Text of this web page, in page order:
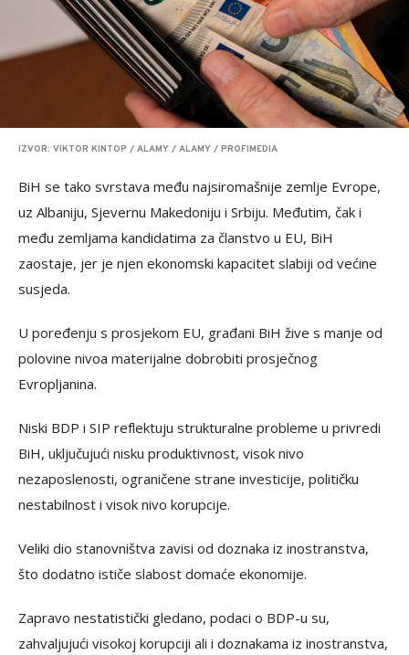
IZVOR: VIKTOR KINTOP / ALAMY / ALAMY / PROFIMEDIA
BiH se tako svrstava među najsiromašnije zemlje Evrope,
uz Albaniju, Sjevernu Makedoniju i Srbiju. Međutim, čak i
među zemljama kandidatima za članstvo u EU, BiH
zaostaje, jer je njen ekonomski kapacitet slabiji od većine
susjeda.
U poređenju s prosjekom EU, građani BiH žive s manje od
polovine nivoa materijalne dobrobiti prosječnog
Evropljanina.
Niski BDP i SIP reflektuju strukturalne probleme u privredi
BiH, uključujući nisku produktivnost, visok nivo
nezaposlenosti, ograničene strane investicije, političku
nestabilnost i visok nivo korupcije.
Veliki dio stanovništva zavisi od doznaka iz inostranstva,
što dodatno ističe slabost domaće ekonomije.
Zapravo nestatistički gledano, podaci o BDP-u su,
zahvaljujući visokoj korupciji ali i doznakama iz inostranstva,